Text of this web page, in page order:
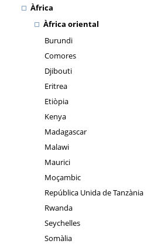
Àfrica
Àfrica oriental
Burundi
Comores
Djibouti
Eritrea
Etiòpia
Kenya
Madagascar
Malawi
Maurici
Moçambic
República Unida de Tanzània
Rwanda
Seychelles
Somàlia